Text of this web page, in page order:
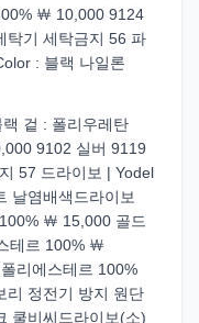
￦ 10,000 9124
탁기 세탁금지 56 파
: 블랙 나일론
겉 : 폴리우레탄
9102 실버 9119
57 드라이보 | Yodel
날염배색드라이보
￦ 15,000 골드
테르 100% ￦
리에스테르 100%
리 정전기 방지 원단
쿨비씨드라이보(소)